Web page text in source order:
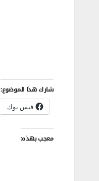
شارك هذا الموضوع:
فيس بوك
معجب بهذه: